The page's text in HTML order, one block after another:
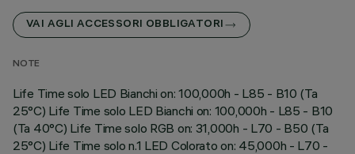
VAI AGLI ACCESSORI OBBLIGATORI
NOTE
Life Time solo LED Bianchi on: 100,000h - L85 - B10 (Ta
25°C) Life Time solo LED Bianchi on: 100,000h - L85 - B10
(Ta 40°C) Life Time solo RGB on: 31,000h - L70 - B50 (Ta
25°C) Life Time solo n.1 LED Colorato on: 45,000h - L70 -